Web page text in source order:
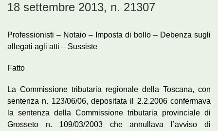
18 settembre 2013, n. 21307
Professionisti – Notaio – Imposta di bollo – Debenza sugli
allegati agli atti – Sussiste
Fatto
La Commissione tributaria regionale della Toscana, con
sentenza n. 123/06/06, depositata il 2.2.2006 confermava
la sentenza della Commissione tributaria provinciale di
Grosseto n. 109/03/2003 che annullava l’avviso di